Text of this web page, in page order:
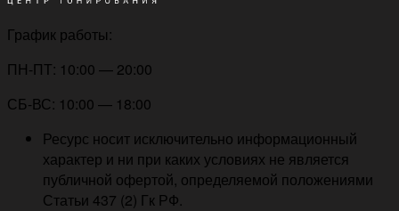
График работы:
ПН-ПТ: 10:00 — 20:00
СБ-ВС: 10:00 — 18:00
Ресурс носит исключительно информационный
характер и ни при каких условиях не является
публичной офертой, определяемой положениями
Статьи 437 (2) Гк РФ.